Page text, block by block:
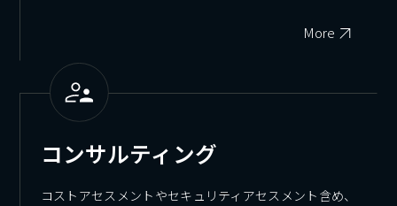
More
コンサルティング
コストアセスメントやセキュリティアセスメント含め、